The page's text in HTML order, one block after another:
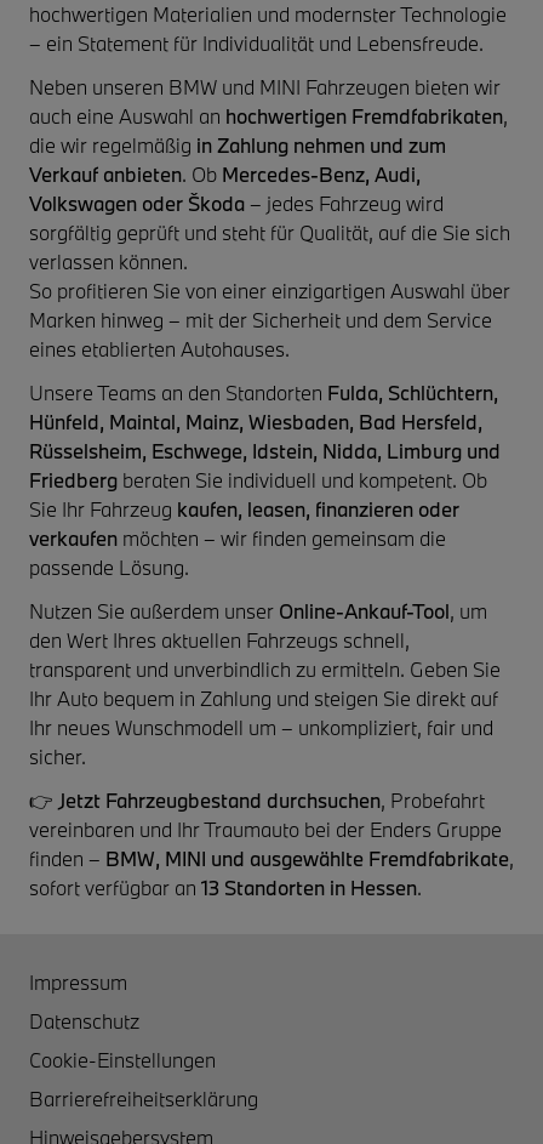
hochwertigen Materialien und modernster Technologie
– ein Statement für Individualität und Lebensfreude.
Neben unseren BMW und MINI Fahrzeugen bieten wir
auch eine Auswahl an hochwertigen Fremdfabrikaten,
die wir regelmäßig in Zahlung nehmen und zum
Verkauf anbieten. Ob Mercedes-Benz, Audi,
Volkswagen oder Škoda– jedes Fahrzeug wird
sorgfältig geprüft und steht für Qualität, auf die Sie sich
verlassen können.
So profitieren Sie von einer einzigartigen Auswahl über
Marken hinweg – mit der Sicherheit und dem Service
eines etablierten Autohauses.
Unsere Teams an den Standorten Fulda, Schlüchtern,
Hünfeld, Maintal, Mainz, Wiesbaden, Bad Hersfeld,
Rüsselsheim, Eschwege, Idstein, Nidda, Limburg und
Friedberg beraten Sie individuell und kompetent. Ob
Sie Ihr Fahrzeug kaufen, leasen, finanzieren oder
verkaufen möchten – wir finden gemeinsam die
passende Lösung.
Nutzen Sie außerdem unser Online-Ankauf-Tool, um
den Wert Ihres aktuellen Fahrzeugs schnell,
transparent und unverbindlich zu ermitteln. Geben Sie
Ihr Auto bequem in Zahlung und steigen Sie direkt auf
Ihr neues Wunschmodell um – unkompliziert, fair und
sicher.
👉 Jetzt Fahrzeugbestand durchsuchen, Probefahrt
vereinbaren und Ihr Traumauto bei der Enders Gruppe
finden – BMW, MINI und ausgewählte Fremdfabrikate,
sofort verfügbar an 13 Standorten in Hessen.
Impressum
Datenschutz
Cookie-Einstellungen
Barrierefreiheitserklärung
Hinweisgebersystem